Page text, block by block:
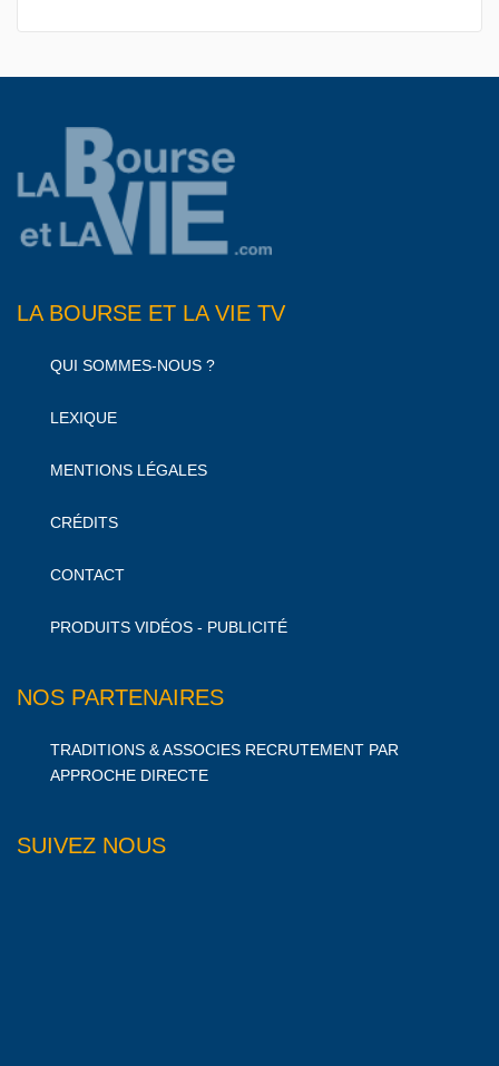
LA BOURSE ET LA VIE TV
QUI SOMMES-NOUS ?
LEXIQUE
MENTIONS LÉGALES
CRÉDITS
CONTACT
PRODUITS VIDÉOS - PUBLICITÉ
NOS PARTENAIRES
TRADITIONS & ASSOCIES RECRUTEMENT PAR
APPROCHE DIRECTE
SUIVEZ NOUS